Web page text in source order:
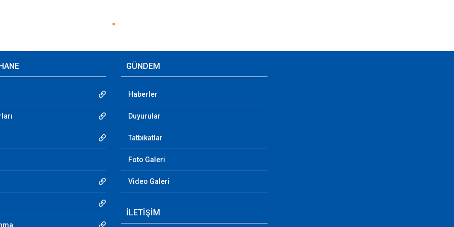
GÜNDEM
Haberler
Duyurular
Tatbikatlar
Foto Galeri
Video Galeri
İLETİŞİM